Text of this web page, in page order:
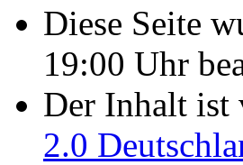
Diese Seite
19:00 Uhr
Der Inhalt ist
2.0